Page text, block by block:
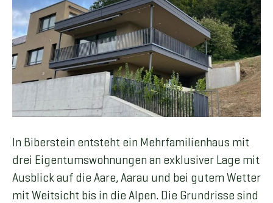
In Biberstein entsteht ein Mehrfamilienhaus mit
drei Eigentumswohnungen an exklusiver Lage mit
Ausblick auf die Aare, Aarau und bei gutem Wetter
mit Weitsicht bis in die Alpen. Die Grundrisse sind